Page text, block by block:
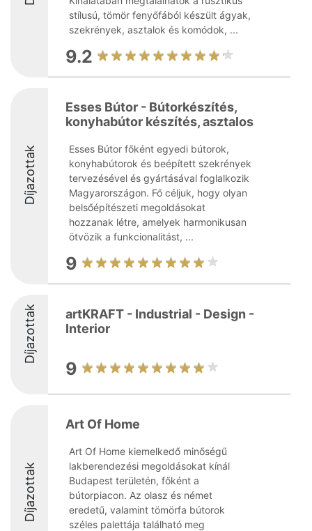
stílusú, tömör fenyőfából készült ágyak,
szekrények, asztalok és komódok, ...
9.2
Díjazottak
Esses Bútor - Bútorkészítés,
konyhabútor készítés, asztalos
Esses Bútor főként egyedi bútorok,
konyhabútorok és beépített szekrények
tervezésével és gyártásával foglalkozik
Magyarországon. Fő céljuk, hogy olyan
belsőépítészeti megoldásokat
hozzanak létre, amelyek harmonikusan
ötvözik a funkcionalitást, ...
9
Díjazottak
artKRAFT - Industrial - Design -
Interior
9
Díjazottak
Art Of Home
Art Of Home kiemelkedő minőségű
lakberendezési megoldásokat kínál
Budapest területén, főként a
bútorpiacon. Az olasz és német
eredetű, valamint tömörfa bútorok
széles palettája található meg